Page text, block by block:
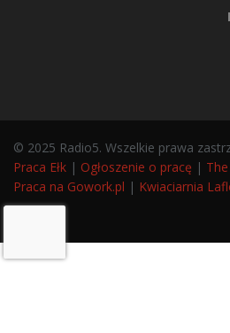
© 2025 Radio5. Wszelkie prawa
Praca Ełk | Ogłoszenie o pracę |
Praca na Gowork.pl | Kwiaciarnia